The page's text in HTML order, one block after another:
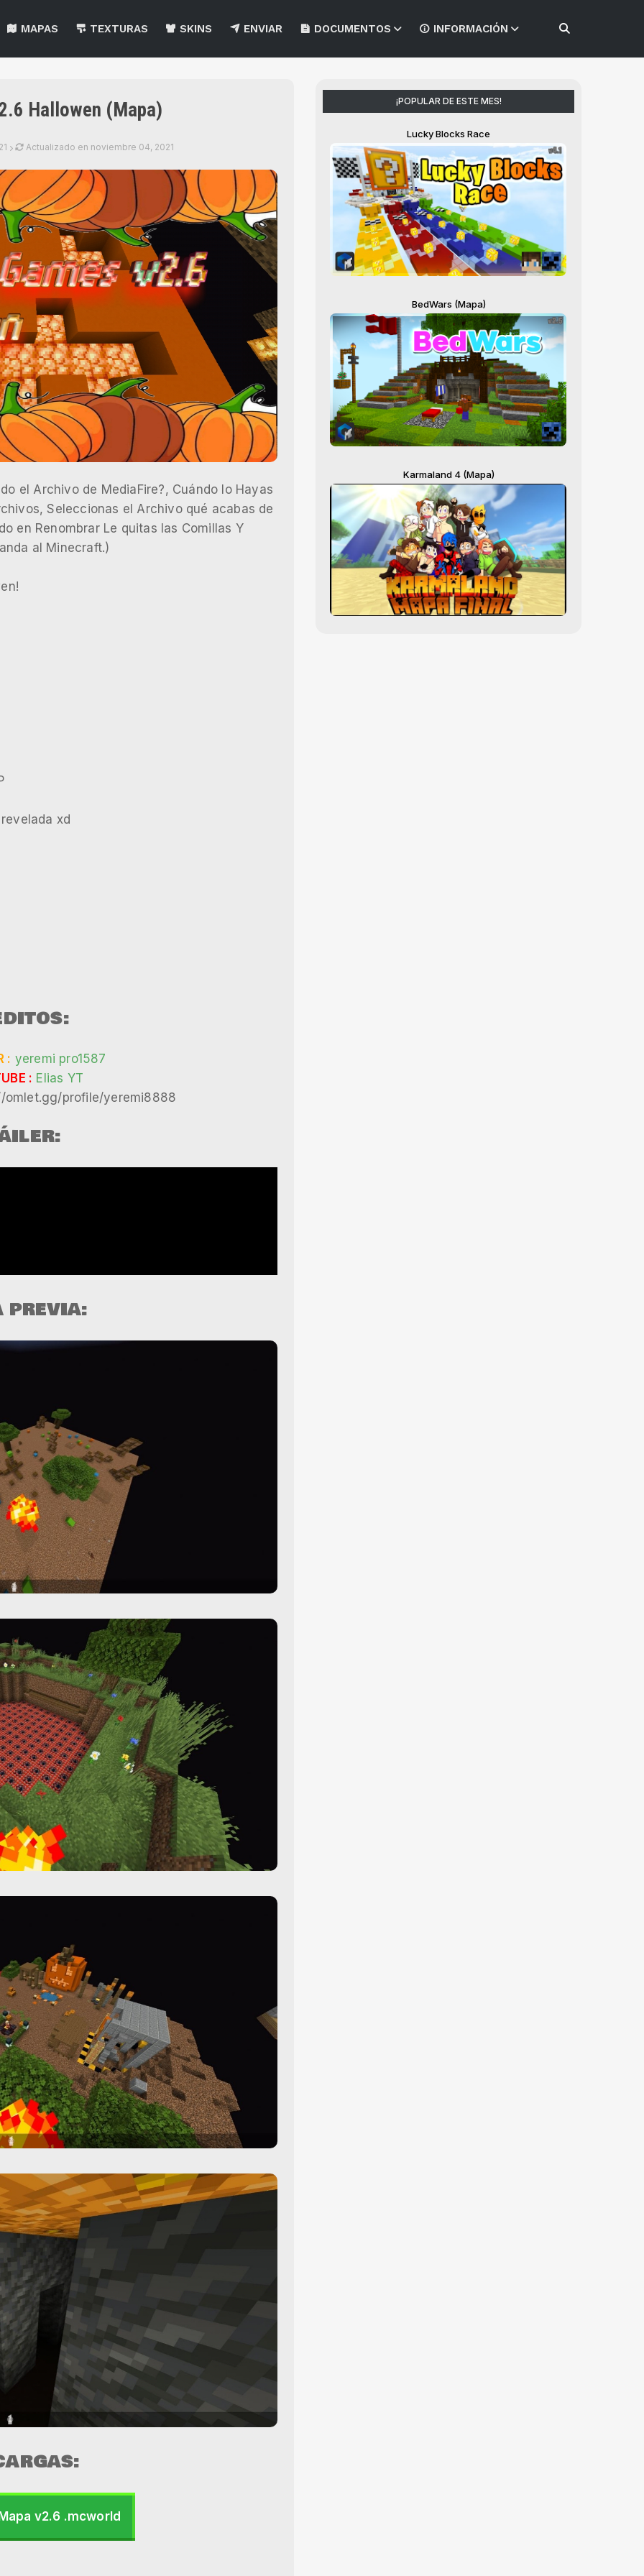
MAPAS TEXTURAS SKINS ENVIAR DOCUMENTOS INFORMACIÓN
Hallowen (Mapa)
Actualizado en noviembre 04, 2021
el Archivo de MediaFire?, Cuándo lo Hayas
Seleccionas el Archivo qué acabas de
en Renombrar Le quitas las Comillas Y
al Minecraft.)
xd
: yeremi pro1587
: Elias YT
profile/yeremi8888
PREVIA:
v2.6 .mcworld
¡POPULAR DE ESTE MES!
Lucky Blocks Race
BedWars (Mapa)
Karmaland 4 (Mapa)